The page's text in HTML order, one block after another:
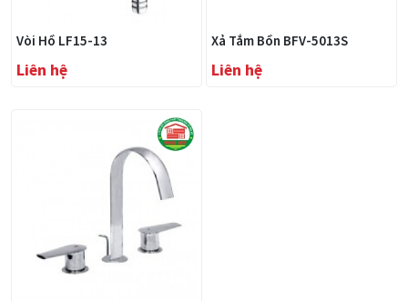
Vòi Hồ LF15-13
Liên hệ
Xả Tắm Bồn BFV-5013S
Liên hệ